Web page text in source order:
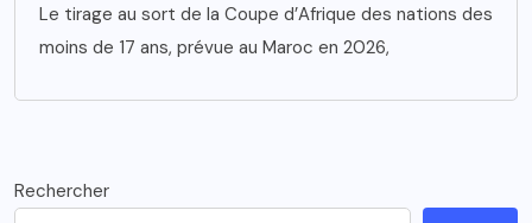
Le tirage au sort de la Coupe d’Afrique des nations des
moins de 17 ans, prévue au Maroc en 2026,
Rechercher